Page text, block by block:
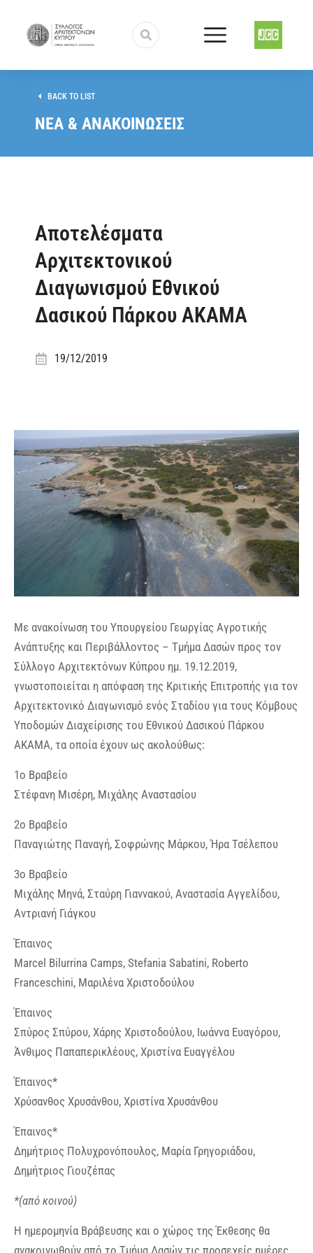
BACK TO LIST
ΝΕΑ & ΑΝΑΚΟΙΝΩΣΕΙΣ
Αποτελέσματα
Αρχιτεκτονικού
Διαγωνισμού Εθνικού
Δασικού Πάρκου ΑΚΑΜΑ
19/12/2019
Με ανακοίνωση του Υπουργείου Γεωργίας Αγροτικής
Ανάπτυξης και Περιβάλλοντος – Τμήμα Δασών προς τον
Σύλλογο Αρχιτεκτόνων Κύπρου ημ. 19.12.2019,
γνωστοποιείται η απόφαση της Κριτικής Επιτροπής για τον
Αρχιτεκτονικό Διαγωνισμό ενός Σταδίου για τους Κόμβους
Υποδομών Διαχείρισης του Εθνικού Δασικού Πάρκου
ΑΚΑΜΑ, τα οποία έχουν ως ακολούθως:
1ο Βραβείο
Στέφανη Μισέρη, Μιχάλης Αναστασίου
2ο Βραβείο
Παναγιώτης Παναγή, Σοφρώνης Μάρκου, Ήρα Τσέλεπου
3ο Βραβείο
Μιχάλης Μηνά, Σταύρη Γιαννακού, Αναστασία Αγγελίδου,
Αντριανή Γιάγκου
Έπαινος
Marcel Bilurrina Camps, Stefania Sabatini, Roberto
Franceschini, Μαριλένα Χριστοδούλου
Έπαινος
Σπύρος Σπύρου, Χάρης Χριστοδούλου, Ιωάννα Ευαγόρου,
Άνθιμος Παπαπερικλέους, Χριστίνα Ευαγγέλου
Έπαινος*
Χρύσανθος Χρυσάνθου, Χριστίνα Χρυσάνθου
Έπαινος*
Δημήτριος Πολυχρονόπουλος, Μαρία Γρηγοριάδου,
Δημήτριος Γιουζέπας
*(από κοινού)
Η ημερομηνία Βράβευσης και ο χώρος της Έκθεσης θα
ανακοινωθούν από το Τμήμα Δασών τις προσεχείς ημέρες.